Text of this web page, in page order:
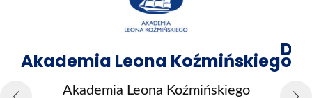
Akademia Leona Koźmińskiego
Akademia Leona Koźmińskiego